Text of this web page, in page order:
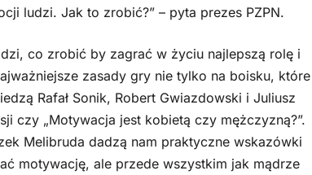
ludzi. Jak to zrobić?” – pyta prezes PZPN.
co zrobić by zagrać w życiu najlepszą rolę i
zasady gry nie tylko na boisku,
Rafał Sonik, Robert Gwiazdowski i Juliusz
czy „Motywacja jest kobietą czy mężczyzną?”.
Melibruda dadzą nam praktyczne wskazówki
motywację, ale przede wszystkim jak mądrze